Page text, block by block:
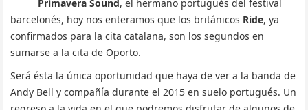
Primavera Sound, el hermano portugués del festival
barcelonés, hoy nos enteramos que los británicos Ride, ya
confirmados para la cita catalana, son los segundos en
sumarse a la cita de Oporto.
Será ésta la única oportunidad que haya de ver a la banda de
Andy Bell y compañía durante el 2015 en suelo portugués. Un